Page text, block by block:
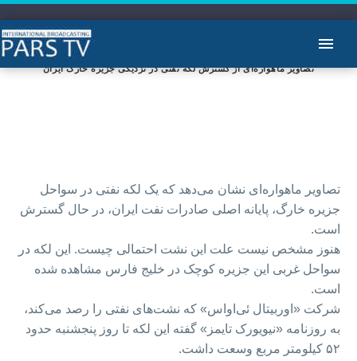
تصاویر ماهواره‌ای از گسترش لکه نفتی در نزدیکی جزیره خارک ایران
تصاویر ماهواره‌ای نشان می‌دهد که یک لکه نفتی در سواحل
جزیره خارگ، پایانه اصلی صادرات نفت ایران، در حال گسترش
است.
هنوز مشخص نیست علت این نشت احتمالی چیست. این لکه در
سواحل غربی این جزیره کوچک در خلیج فارس مشاهده شده
است.
شرکت «اوربیتال ئی‌او‌اس» که نشت‌های نفتی را رصد می‌کند،
به روزنامه «نیویورک تایمز» گفته این لکه تا روز پنجشنبه حدود
۵۲ کیلومتر مربع وسعت داشت.